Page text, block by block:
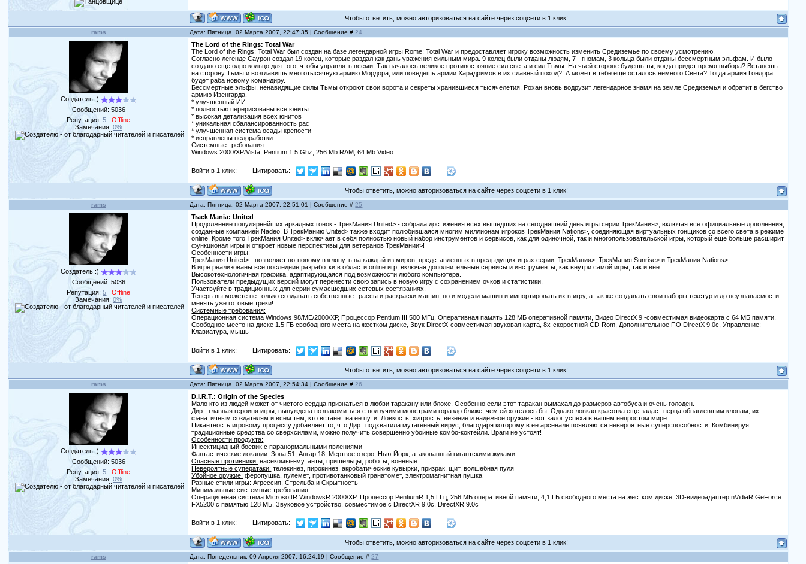
Чтобы ответить, можно авторизоваться на сайте через соцсети в 1 клик!
rams Дата: Пятница, 02 Марта 2007, 22:47:35 | Сообщение # 24
Создатель :)
Сообщений: 5036
Репутация:5
Offline
Замечания: 0%
The Lord of the Rings: Total War
The Lord of the Rings: Total War был создан на базе легендарной игры Rome: Total War и предоставляет игроку возможность изменить Средиземье по своему усмотрению.
Согласно легенде Саурон создал 19 колец, которые раздал как дань уважения сильным мира. 9 колец были отданы людям, 7 - гномам, 3 кольца были отданы бессмертным эльфам. И было
создано еще одно кольцо для того, чтобы управлять всеми. Так началось великое противостояние сил света и сил Тьмы. На чьей стороне будешь ты, когда придет время выбора? Встанешь
на сторону Тьмы и возглавишь многотысячную армию Мордора, или поведешь армии Харадримов в их славный поход?! А может в тебе еще осталось немного Света? Тогда армия Гондора
будет раба новому командиру.
Бессмертные эльфы, ненавидящие силы Тьмы откроют свои ворота и секреты хранившиеся тысячелетия. Рохан вновь водрузит легендарное знамя на земле Средиземья и обратит в бегство
армию Изенгарда.
* улучшенный ИИ
* полностью перерисованы все юниты
* высокая детализация всех юнитов
* уникальная сбалансированность рас
* улучшенная система осады крепости
* исправлены недоработки
Системные требования:
Windows 2000/XP/Vista, Pentium 1.5 Ghz, 256 Mb RAM, 64 Mb Video
Войти в 1 клик: Цитировать:
Чтобы ответить, можно авторизоваться на сайте через соцсети в 1 клик!
rams Дата: Пятница, 02 Марта 2007, 22:51:01 | Сообщение # 25
Создатель :)
Сообщений: 5036
Репутация:5
Offline
Замечания: 0%
Track Mania: United
Продолжение популярнейших аркадных гонок - ТрекМания United> - собрала достижения всех вышедших на сегодняшний день игры серии ТрекМания>, включая все официальные дополнения,
созданные компанией Nadeo. В ТрекМанию United> также входит полюбившаяся многим миллионам игроков ТрекМания Nations>, соединяющая виртуальных гонщиков со всего света в режиме
online. Кроме того ТрекМания United> включает в себя полностью новый набор инструментов и сервисов, как для одиночной, так и многопользовательской игры, который еще больше расширит
функционал игры и откроет новые перспективы для ветеранов ТрекМании>!
Особенности игры:
ТрекМания United> - позволяет по-новому взглянуть на каждый из миров, представленных в предыдущих играх серии: ТрекМания>, ТрекМания Sunrise> и ТрекМания Nations>.
В игре реализованы все последние разработки в области online игр, включая дополнительные сервисы и инструменты, как внутри самой игры, так и вне.
Высокотехнологичная графика, адаптирующаяся под возможности любого компьютера.
Пользователи предыдущих версий могут перенести свою запись в новую игру с сохранением очков и статистики.
Участвуйте в традиционных для серии сумасшедших сетевых состязаниях.
Теперь вы можете не только создавать собственные трассы и раскраски машин, но и модели машин и импортировать их в игру, а так же создавать свои наборы текстур и до неузнаваемости
менять уже готовые треки!
Системные требования:
Операционная система Windows 98/ME/2000/XР, Процессор Pentium III 500 МГц, Оперативная память 128 МБ оперативной памяти, Видео DirectX 9 -совместимая видеокарта с 64 МБ памяти,
Свободное место на диске 1.5 ГБ свободного места на жестком диске, Звук DirectX-совместимая звуковая карта, 8х-скоростной CD-Rom, Дополнительное ПО DirectX 9.0c, Управление:
Клавиатура, мышь
Войти в 1 клик: Цитировать:
Чтобы ответить, можно авторизоваться на сайте через соцсети в 1 клик!
rams Дата: Пятница, 02 Марта 2007, 22:54:34 | Сообщение # 26
Создатель :)
Сообщений: 5036
Репутация:5
Offline
Замечания: 0%
D.i.R.T.: Origin of the Species
Мало кто из людей может от чистого сердца признаться в любви таракану или блохе. Особенно если этот таракан вымахал до размеров автобуса и очень голоден.
Дирт, главная героиня игры, вынуждена познакомиться с ползучими монстрами гораздо ближе, чем ей хотелось бы. Однако ловкая красотка еще задаст перца обнаглевшим клопам, их
фанатичным создателям и всем тем, кто встанет на ее пути. Ловкость, хитрость, везение и надежное оружие - вот залог успеха в нашем непростом мире.
Пикантность игровому процессу добавляет то, что Дирт подхватила мутагенный вирус, благодаря которому в ее арсенале появляются невероятные суперспособности. Комбинируя
традиционные средства со сверхсилами, можно получить совершенно убойные комбо-коктейли. Враги не устоят!
Особенности продукта:
Инсектицидный боевик с паранормальными явлениями
Фантастические локации: Зона 51, Ангар 18, Мертвое озеро, Нью-Йорк, атакованный гигантскими жуками
Опасные противники: насекомые-мутанты, пришельцы, роботы, военные
Невероятные суператаки: телекинез, пирокинез, акробатические кувырки, призрак, щит, волшебная пуля
Убойное оружие: феропушка, пулемет, противотанковый гранатомет, электромагнитная пушка
Разные стили игры: Агрессия, Стрельба и Скрытность
Минимальные системные требования:
Операционная система MicrosoftR WindowsR 2000/XP, Процессор PentiumR 1,5 ГГц, 256 MБ оперативной памяти, 4,1 ГБ свободного места на жестком диске, 3D-видеоадаптер nVidiaR GeForce
FX5200 с памятью 128 MБ, Звуковое устройство, совместимое с DirectXR 9.0с, DirectXR 9.0с
Войти в 1 клик: Цитировать:
Чтобы ответить, можно авторизоваться на сайте через соцсети в 1 клик!
rams Дата: Понедельник, 09 Апреля 2007, 16:24:19 | Сообщение # 27